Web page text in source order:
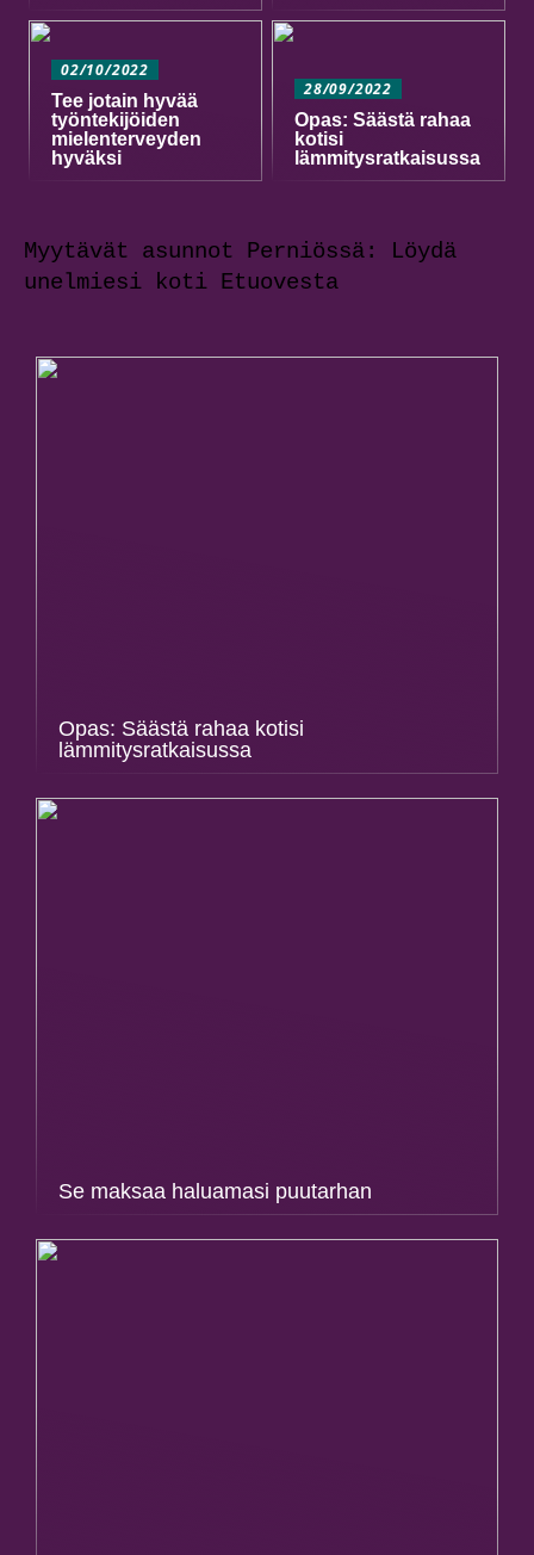
02/10/2022
Tee jotain hyvää
työntekijöiden
mielenterveyden
hyväksi
28/09/2022
Opas: Säästä rahaa
kotisi
lämmitysratkaisussa
Myytävät asunnot Perniössä: Löydä
unelmiesi koti Etuovesta
Opas: Säästä rahaa kotisi
lämmitysratkaisussa
Se maksaa haluamasi puutarhan